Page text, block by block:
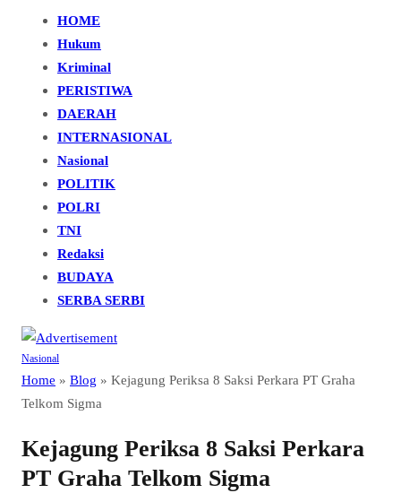
HOME
Hukum
Kriminal
PERISTIWA
DAERAH
INTERNASIONAL
Nasional
POLITIK
POLRI
TNI
Redaksi
BUDAYA
SERBA SERBI
Nasional
Home » Blog » Kejagung Periksa 8 Saksi Perkara PT Graha
Telkom Sigma
Kejagung Periksa 8 Saksi Perkara
PT Graha Telkom Sigma